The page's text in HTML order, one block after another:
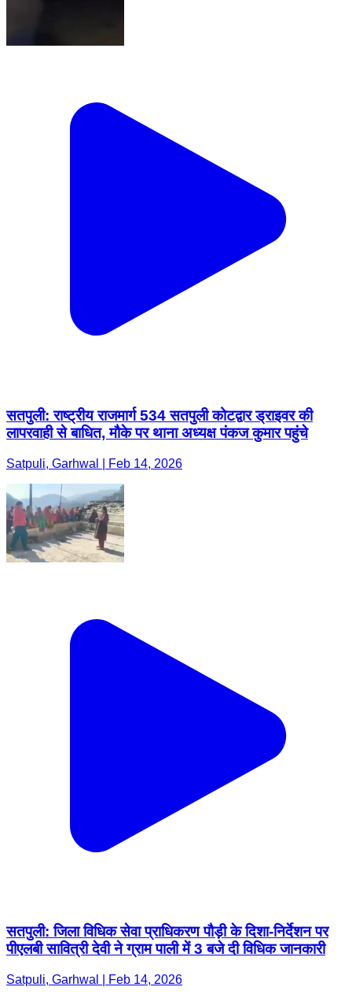
सतपुली: राष्ट्रीय राजमार्ग 534 सतपुली कोटद्वार ड्राइवर की
लापरवाही से बाधित, मौके पर थाना अध्यक्ष पंकज कुमार पहुंचे
Satpuli, Garhwal | Feb 14, 2026
सतपुली: जिला विधिक सेवा प्राधिकरण पौड़ी के दिशा-निर्देशन पर
पीएलबी सावित्री देवी ने ग्राम पाली में 3 बजे दी विधिक जानकारी
Satpuli, Garhwal | Feb 14, 2026